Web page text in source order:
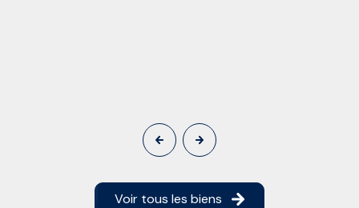
Voir tous les biens